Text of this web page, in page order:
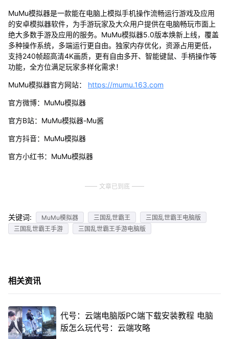
MuMu模拟器是一款能在电脑上模拟手机操作流畅运行游戏及应用
的安卓模拟器软件，为手游玩家及大众用户提供在电脑畅玩市面上
绝大多数手游及应用的服务。MuMu模拟器5.0版本焕新上线，覆盖
多种操作系统，多端运行更自由。独家内存优化，资源占用更低，
支持240帧超高清4K画质，更有自由多开、智能键鼠、手柄操作等
功能，全方位满足玩家多样化需求！
MuMu模拟器官方网站： https://mumu.163.com
官方微博：MuMu模拟器
官方B站：MuMu模拟器-Mu酱
官方抖音：MuMu模拟器
官方小红书：MuMu模拟器
文章已到底
关键词: MuMu模拟器 三国乱世霸王
三国乱世霸王电脑版
三国乱世霸王手游
三国乱世霸王手游电脑版
相关资讯
代号：云端电脑版PC端下载安装教程 电脑
版怎么玩代号：云端攻略